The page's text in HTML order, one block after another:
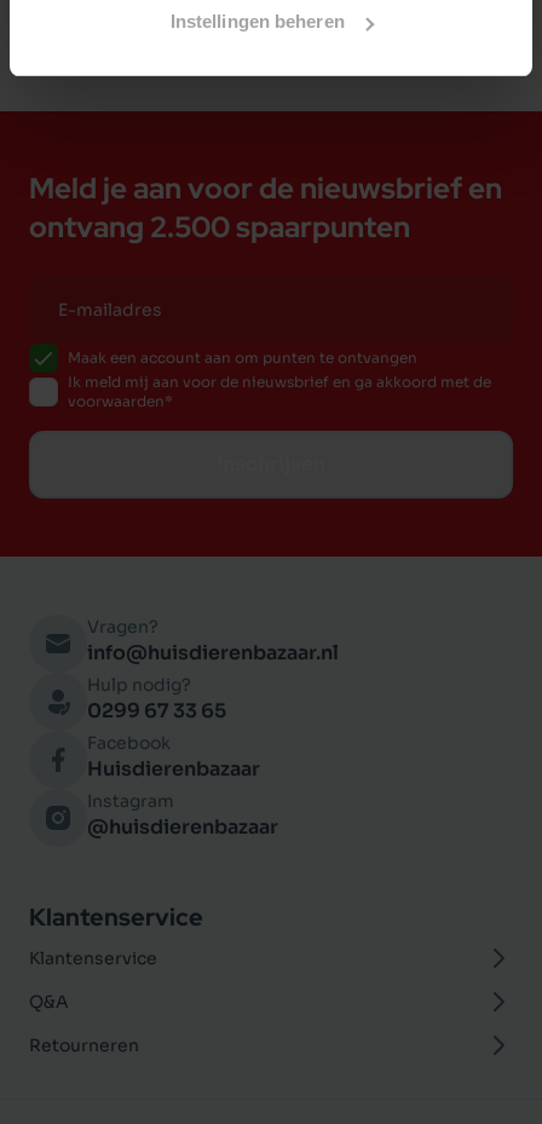
Instellingen beheren
Meld je aan voor de nieuwsbrief en
ontvang 2.500 spaarpunten
Maak een account aan om punten te ontvangen
Ik meld mij aan voor de nieuwsbrief en ga akkoord met de
voorwaarden
Vragen?
info@huisdierenbazaar.nl
Hulp nodig?
0299 67 33 65
Facebook
Huisdierenbazaar
Instagram
@huisdierenbazaar
Klantenservice
Klantenservice
Q&A
Retourneren